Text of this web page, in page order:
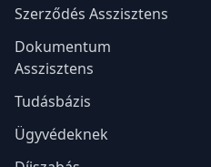
Szerződés Asszisztens
Dokumentum
Asszisztens
Tudásbázis
Ügyvédeknek